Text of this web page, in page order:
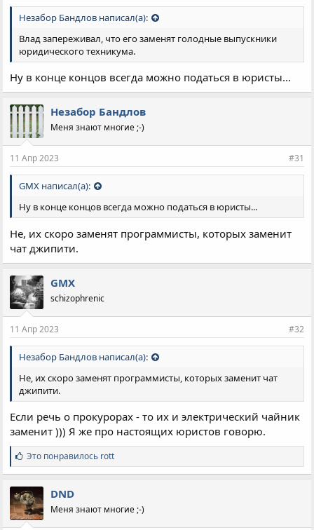
Незабор Бандлов написал(а):
Влад запереживал, что его заменят голодные выпускники
юридического техникума.
Ну в конце концов всегда можно податься в юристы...
Незабор Бандлов
Меня знают многие ;-)
11 Апр 2023 #31
GMX написал(а):
Ну в конце концов всегда можно податься в юристы...
Не, их скоро заменят программисты, которых заменит
чат джипити.
GMX
schizophrenic
11 Апр 2023 #32
Незабор Бандлов написал(а):
Не, их скоро заменят программисты, которых заменит чат
джипити.
Если речь о прокурорах - то их и электрический чайник
заменит ))) Я же про настоящих юристов говорю.
С
и
м
п
а
т
и
Это понравилось rott
DND
Меня знают многие ;-)